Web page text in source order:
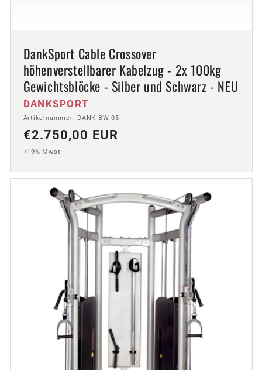
DankSport Cable Crossover
höhenverstellbarer Kabelzug - 2x 100kg
Gewichtsblöcke - Silber und Schwarz - NEU
Anbieter:
DANKSPORT
Artikelnummer: DANK-BW-05
Normaler
Preis
€2.750,00 EUR
+19% Mwst